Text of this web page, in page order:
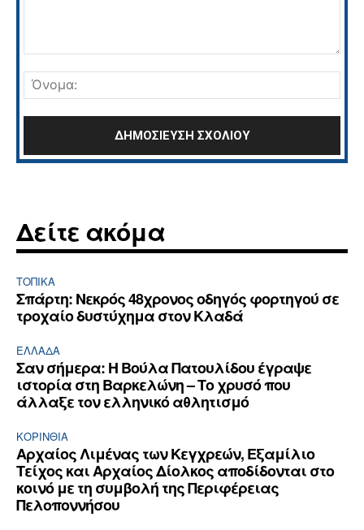
Δείτε ακόμα
ΤΟΠΙΚΑ
Σπάρτη: Νεκρός 48χρονος οδηγός φορτηγού σε
τροχαίο δυστύχημα στον Κλαδά
ΕΛΛΆΔΑ
Σαν σήμερα: Η Βούλα Πατουλίδου έγραψε
ιστορία στη Βαρκελώνη – Το χρυσό που
άλλαξε τον ελληνικό αθλητισμό
ΚΟΡΙΝΘΊΑ
Αρχαίος Λιμένας των Κεγχρεών, Εξαμίλιο
Τείχος και Aρχαίος Δίολκος αποδίδονται στο
κοινό με τη συμβολή της Περιφέρειας
Πελοποννήσου